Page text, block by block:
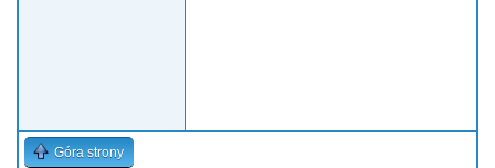
Góra strony